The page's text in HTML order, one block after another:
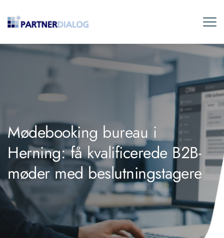
Mødebooking bureau i
Herning: få kvalificerede B2B-
møder med beslutningstagere